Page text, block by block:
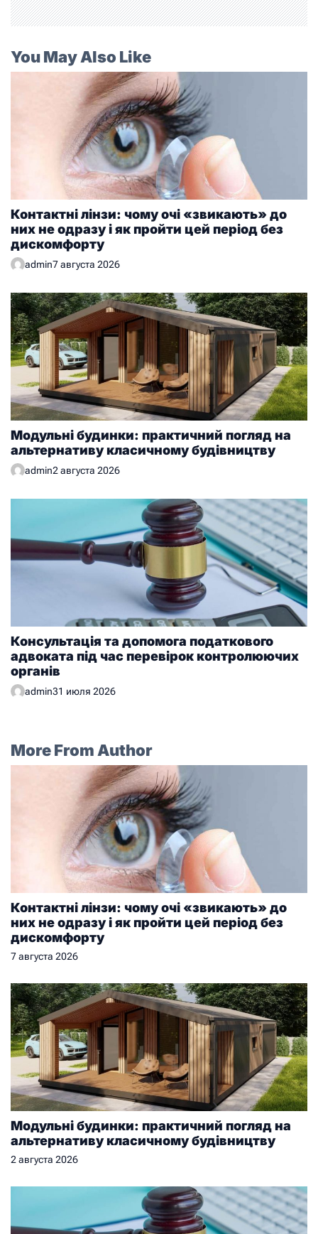
You May Also Like
Контактні лінзи: чому очі «звикають» до
них не одразу і як пройти цей період без
дискомфорту
admin7 августа 2026
Модульні будинки: практичний погляд на
альтернативу класичному будівництву
admin2 августа 2026
Консультація та допомога податкового
адвоката під час перевірок контролюючих
органів
admin31 июля 2026
More From Author
Контактні лінзи: чому очі «звикають» до
них не одразу і як пройти цей період без
дискомфорту
7 августа 2026
Модульні будинки: практичний погляд на
альтернативу класичному будівництву
2 августа 2026